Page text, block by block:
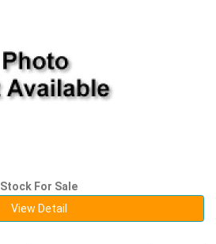
Stock For Sale
View Detail